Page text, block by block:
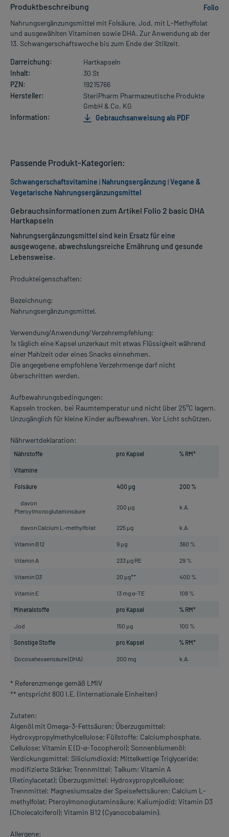
Produktbeschreibung
Folio
Nahrungsergänzungsmittel mit Folsäure, Jod, mit L-Methylfolat
und ausgewählten Vitaminen sowie DHA. Zur Anwendung ab der
13. Schwangerschaftswoche bis zum Ende der Stillzeit.
Darreichung:
Hartkapseln
Inhalt:
30 St
PZN:
19215766
Hersteller:
SteriPharm Pharmazeutische Produkte
GmbH & Co. KG
Information:
Gebrauchsanweisung als PDF
Gebrauchsinformationen zum Artikel Folio 2 basic DHA
Hartkapseln
Nahrungsergänzungsmittel sind kein Ersatz für eine
ausgewogene, abwechslungsreiche Ernährung und gesunde
Lebensweise.
Produkteigenschaften:
Bezeichnung:
Nahrungsergänzungsmittel.
Verwendung/Anwendung/Verzehrempfehlung:
1x täglich eine Kapsel unzerkaut mit etwas Flüssigkeit während
einer Mahlzeit oder eines Snacks einnehmen.
Die angegebene empfohlene Verzehrmenge darf nicht
überschritten werden.
Aufbewahrungsbedingungen:
Kapseln trocken, bei Raumtemperatur und nicht über 25°C lagern.
Unzugänglich für kleine Kinder aufbewahren. Vor Licht schützen.
Nährwertdeklaration:
Nährstoffe pro Kapsel % RM*
Vitamine
Folsäure 400 µg 200 %
davon
Pteroylmonoglutaminsäure
200 µg k.A.
davon Calcium L-methylfolat 225 µg k.A.
Vitamin B12 9 µg 360 %
Vitamin A 233 µg RE 29 %
Vitamin D3 20 µg** 400 %
Vitamin E 13 mg α-TE 108 %
Mineralstoffe pro Kapsel % RM*
Jod 150 µg 100 %
Sonstige Stoffe pro Kapsel % RM*
Docosahexaensäure (DHA) 200 mg k.A.
* Referenzmenge gemäß LMIV
** entspricht 800 I.E. (Internationale Einheiten)
Zutaten:
Algenöl mit Omega-3-Fettsäuren; Überzugsmittel:
Hydroxypropylmethylcellulose; Füllstoffe: Calciumphosphate,
Cellulose; Vitamin E (D-α-Tocopherol); Sonnenblumenöl;
Verdickungsmittel: Siliciumdioxid; Mittelkettige Triglyceride;
modifizierte Stärke; Trennmittel: Talkum; Vitamin A
(Retinylacetat); Überzugsmittel: Hydroxypropylcellulose;
Trennmittel: Magnesiumsalze der Speisefettsäuren; Calcium L-
methylfolat; Pteroylmonoglutaminsäure; Kaliumjodid; Vitamin D3
(Cholecalciferol); Vitamin B12 (Cyanocobalamin).
Allergene:
Passende Produkt-Kategorien:
Schwangerschaftsvitamine | Nahrungsergänzung |Vegane &
Vegetarische Nahrungsergänzungsmittel